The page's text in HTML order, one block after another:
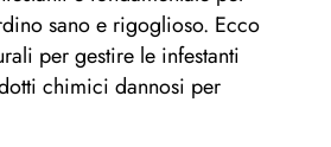
sano e rigoglioso. Ecco
per gestire le infestanti
chimici dannosi per